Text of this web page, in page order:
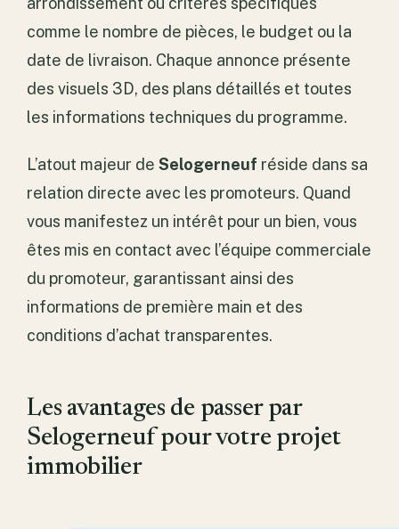
comme le nombre de pièces, le budget ou la
date de livraison. Chaque annonce présente
des visuels 3D, des plans détaillés et toutes
les informations techniques du programme.
L’atout majeur deSelogerneuf réside dans sa
relation directe avec les promoteurs. Quand
vous manifestez un intérêt pour un bien, vous
êtes mis en contact avec l’équipe commerciale
du promoteur, garantissant ainsi des
informations de première main et des
conditions d’achat transparentes.
Les avantages de passer par
Selogerneuf pour votre projet
immobilier